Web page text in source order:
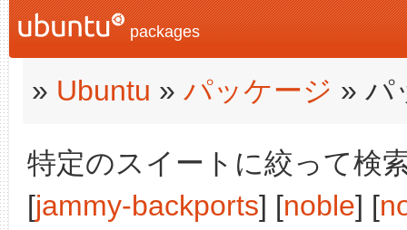
packages
» Ubuntu » パッケージ » パ
特定のスイートに絞って検
[jammy-backports] [noble] [